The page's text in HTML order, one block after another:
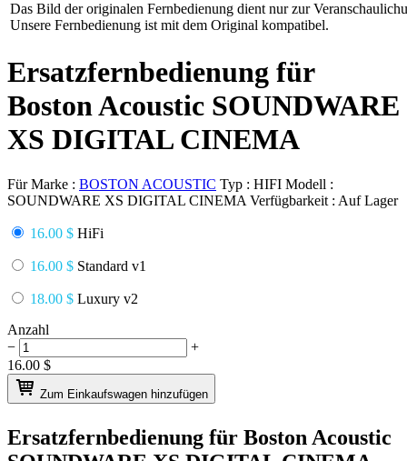
Das Bild der originalen Fernbedienung dient nur zur
Unsere Fernbedienung ist mit dem Original kompatibel.
Ersatzfernbedienung für
Boston Acoustic SOUNDWARE
XS DIGITAL CINEMA
Für Marke : BOSTON ACOUSTIC Typ : HIFI Modell :
SOUNDWARE XS DIGITAL CINEMA Verfügbarkeit : Auf Lager
16.00 $ HiFi
16.00 $ Standard v1
18.00 $ Luxury v2
Anzahl
−
+
16.00 $
Zum Einkaufswagen hinzufügen
Ersatzfernbedienung für Boston Acoustic